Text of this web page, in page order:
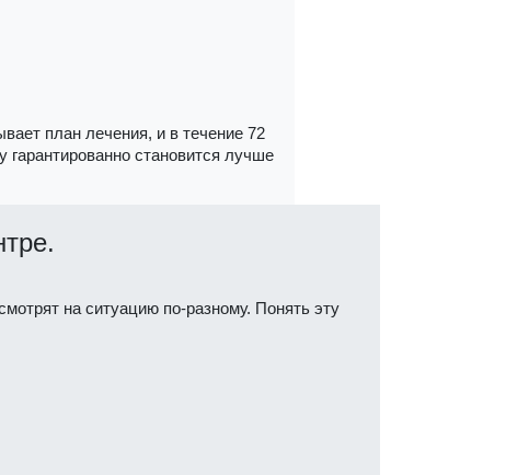
план лечения, и в течение 72
гарантированно становится лучше
на ситуацию по-разному. Понять эту